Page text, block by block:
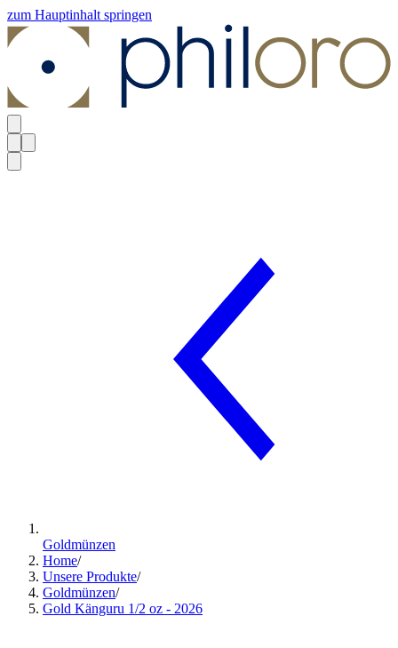
zum Hauptinhalt springen
Goldmünzen
Home/
Unsere Produkte/
Goldmünzen/
Gold Känguru 1/2 oz - 2026